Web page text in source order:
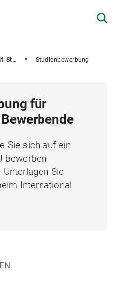
Studienbewerbung
für
Sie sich auf ein
bewerben
Sie
International